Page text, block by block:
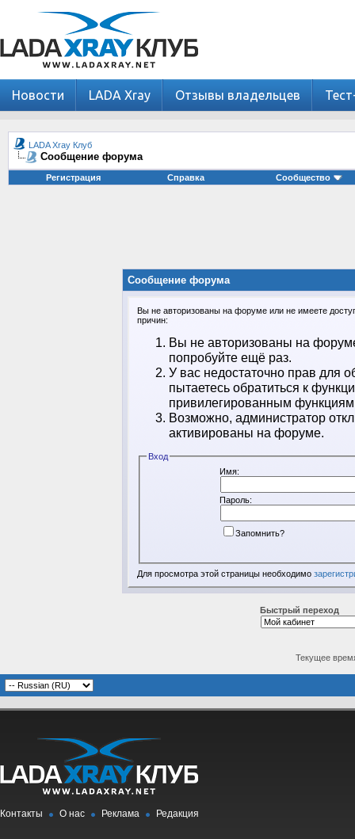
Новости LADA Xray Отзывы владельцев
LADA Xray Клуб
Сообщение форума
Регистрация Справка Сообщество
Сообщение форума
Вы не авторизованы на форуме или не имеете
причин:
Вы не авторизованы на
попробуйте ещё раз.
У вас недостаточно прав для
пытаетесь обратиться к
привилегированным
Возможно, администратор
активированы на форуме.
Вход
Имя:
Пароль:
Запомнить?
Для просмотра этой страницы необходимо
Быстрый переход
Текущее
Контакты О нас Реклама Редакция